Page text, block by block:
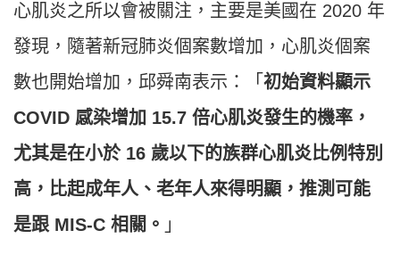
心肌炎之所以會被關注，主要是美國在 2020 年
發現，隨著新冠肺炎個案數增加，心肌炎個案
數也開始增加，邱舜南表示：「 初始資料顯示
COVID 感染增加 15.7 倍心肌炎發生的機率，
尤其是在小於 16 歲以下的族群心肌炎比例特別
高，比起成年人、老年人來得明顯，推測可能
是跟 MIS-C 相關。 」